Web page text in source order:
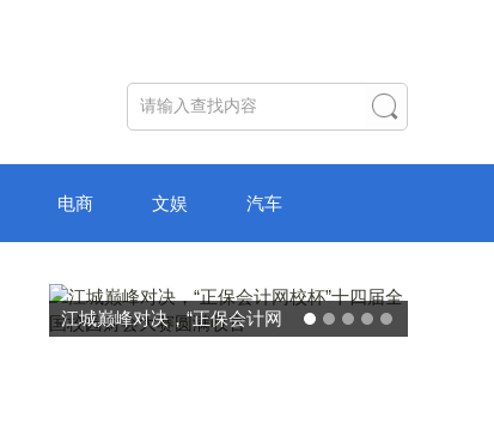
电商 文娱 汽车
破局“纸面教育”：理想树AI自